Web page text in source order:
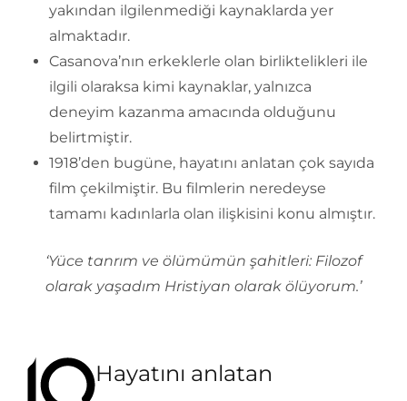
yakından ilgilenmediği kaynaklarda yer
almaktadır.
Casanova’nın erkeklerle olan birliktelikleri ile
ilgili olaraksa kimi kaynaklar, yalnızca
deneyim kazanma amacında olduğunu
belirtmiştir.
1918’den bugüne, hayatını anlatan çok sayıda
film çekilmiştir. Bu filmlerin neredeyse
tamamı kadınlarla olan ilişkisini konu almıştır.
‘Yüce tanrım ve ölümümün şahitleri: Filozof
olarak yaşadım Hristiyan olarak ölüyorum.’
Hayatını anlatan